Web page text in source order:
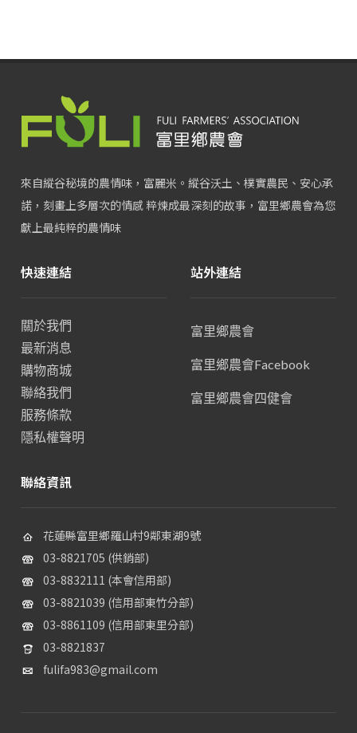
來自縱谷秘境的農情味，富麗米。縱谷沃土、樸實農民、安心承
諾，刻畫上多層次的情感 粹煉成最深刻的故事，富里鄉農會為您
獻上最純粹的農情味
快速連結
關於我們
最新消息
購物商城
聯絡我們
服務條款
隱私權聲明
站外連結
富里鄉農會
富里鄉農會Facebook
富里鄉農會四健會
聯絡資訊
花蓮縣富里鄉羅山村9鄰東湖9號
03-8821705 (供銷部)
03-8832111 (本會信用部)
03-8821039 (信用部東竹分部)
03-8861109 (信用部東里分部)
03-8821837
fulifa983@gmail.com